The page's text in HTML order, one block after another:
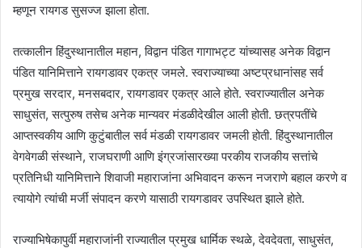
म्हणून रायगड सुसज्ज झाला होता.
तत्कालीन हिंदुस्थानातील महान, विद्वान पंडित गागाभट्ट यांच्यासह अनेक विद्वान
पंडित यानिमित्ताने रायगडावर एकत्र जमले. स्वराज्याच्या अष्टप्रधानांसह सर्व
प्रमुख सरदार, मनसबदार, रायगडावर एकत्र आले होते. स्वराज्यातील अनेक
साधुसंत, सत्पुरुष तसेच अनेक मान्यवर मंडळीदेखील आली होती. छत्रपतींचे
आप्तस्वकीय आणि कुटुंबातील सर्व मंडळी रायगडावर जमली होती. हिंदुस्थानातील
वेगवेगळी संस्थाने, राजघराणी आणि इंग्रजांसारख्या परकीय राजकीय सत्तांचे
प्रतिनिधी यानिमित्ताने शिवाजी महाराजांना अभिवादन करून नजराणे बहाल करणे व
त्यायोगे त्यांची मर्जी संपादन करणे यासाठी रायगडावर उपस्थित झाले होते.
राज्याभिषेकापुर्वी महाराजांनी राज्यातील प्रमुख धार्मिक स्थळे, देवदेवता, साधुसंत,